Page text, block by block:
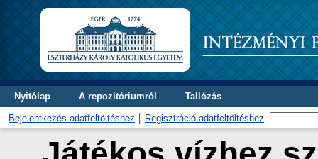
Nyitólap A repozitóriumról Tallózás
Bejelentkezés adatfeltöltéshez Regisztráció adatfeltöltéshez